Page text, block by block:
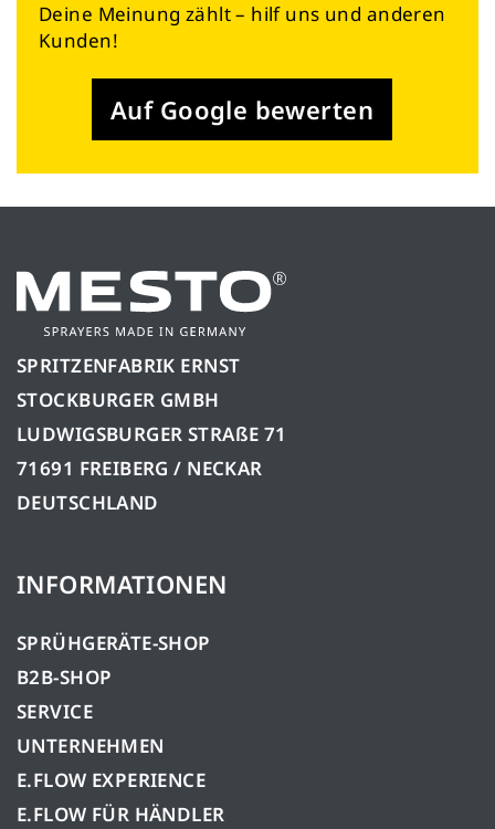
Deine Meinung zählt – hilf uns und anderen
Kunden!
Auf Google bewerten
SPRITZENFABRIK ERNST
STOCKBURGER GMBH
LUDWIGSBURGER STRAßE 71
71691 FREIBERG / NECKAR
DEUTSCHLAND
INFORMATIONEN
SPRÜHGERÄTE-SHOP
B2B-SHOP
SERVICE
UNTERNEHMEN
E.FLOW EXPERIENCE
E.FLOW FÜR HÄNDLER